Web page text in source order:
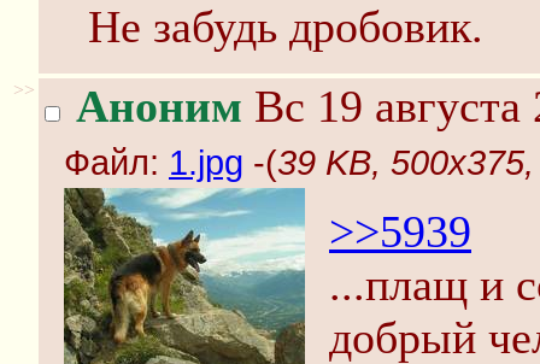
Не забудь дробовик.
>> Аноним Вс 19
Файл: 1.jpg -(39 KB,
>>5939
...плащ и
добрый